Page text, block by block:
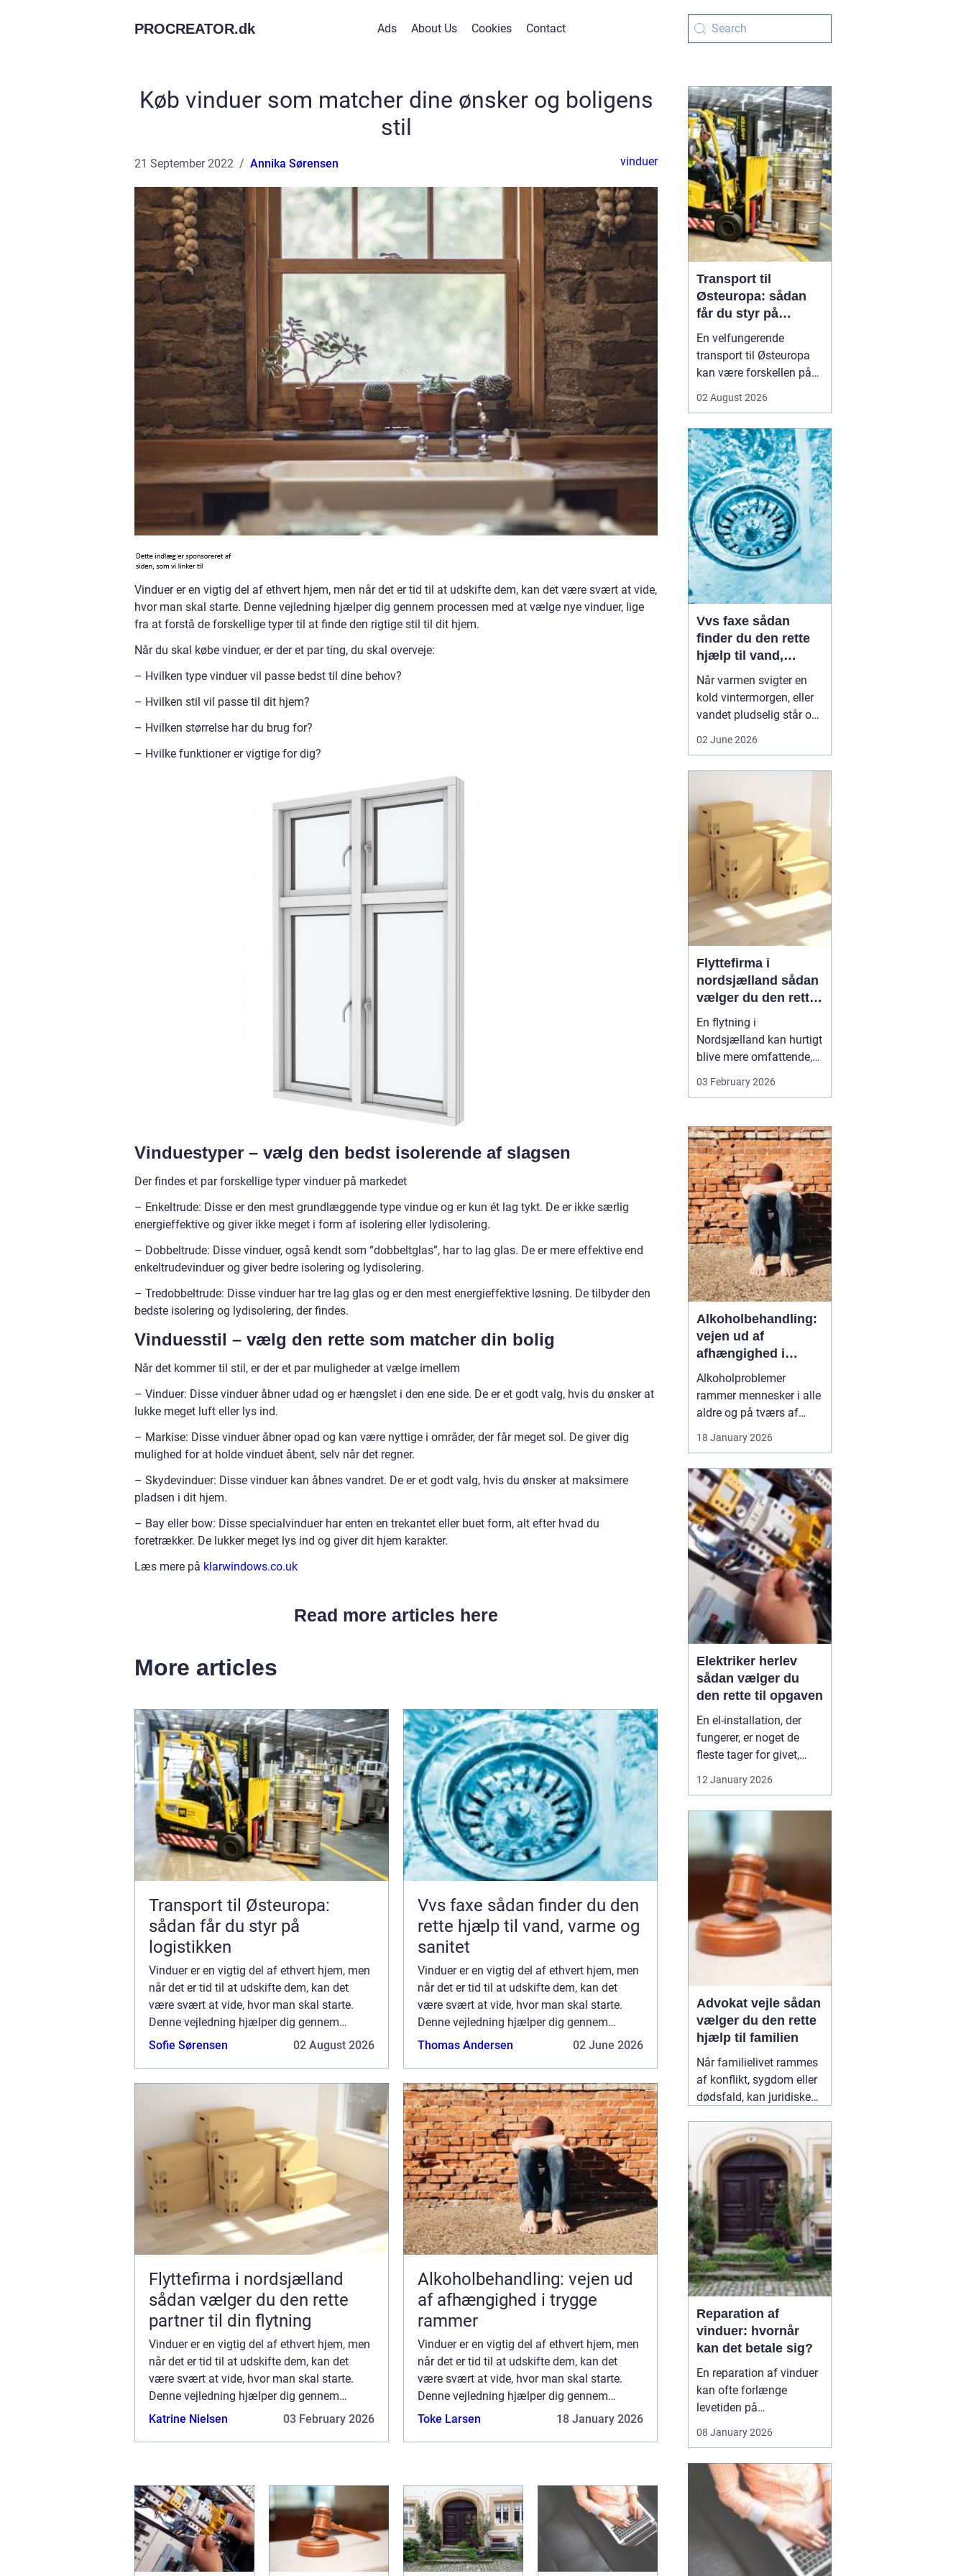
PROCREATOR.dk Ads About Us Cookies Contact
Køb vinduer som matcher dine ønsker og boligens
stil
21 September 2022 Annika Sørensen vinduer
Vinduer er en vigtig del af ethvert hjem, men når det er tid til at udskifte dem, kan det være svært at vide,
hvor man skal starte. Denne vejledning hjælper dig gennem processen med at vælge nye vinduer, lige
fra at forstå de forskellige typer til at finde den rigtige stil til dit hjem.
Når du skal købe vinduer, er der et par ting, du skal overveje:
– Hvilken type vinduer vil passe bedst til dine behov?
– Hvilken stil vil passe til dit hjem?
– Hvilken størrelse har du brug for?
– Hvilke funktioner er vigtige for dig?
Vinduestyper – vælg den bedst isolerende af slagsen
Der findes et par forskellige typer vinduer på markedet
– Enkeltrude: Disse er den mest grundlæggende type vindue og er kun ét lag tykt. De er ikke særlig
energieffektive og giver ikke meget i form af isolering eller lydisolering.
– Dobbeltrude: Disse vinduer, også kendt som “dobbeltglas”, har to lag glas. De er mere effektive end
enkeltrudevinduer og giver bedre isolering og lydisolering.
– Tredobbeltrude: Disse vinduer har tre lag glas og er den mest energieffektive løsning. De tilbyder den
bedste isolering og lydisolering, der findes.
Vinduesstil – vælg den rette som matcher din bolig
Når det kommer til stil, er der et par muligheder at vælge imellem
– Vinduer: Disse vinduer åbner udad og er hængslet i den ene side. De er et godt valg, hvis du ønsker at
lukke meget luft eller lys ind.
– Markise: Disse vinduer åbner opad og kan være nyttige i områder, der får meget sol. De giver dig
mulighed for at holde vinduet åbent, selv når det regner.
– Skydevinduer: Disse vinduer kan åbnes vandret. De er et godt valg, hvis du ønsker at maksimere
pladsen i dit hjem.
– Bay eller bow: Disse specialvinduer har enten en trekantet eller buet form, alt efter hvad du
foretrækker. De lukker meget lys ind og giver dit hjem karakter.
Læs mere på klarwindows.co.uk
Read more articles here
More articles
Transport til Østeuropa:
sådan får du styr på
logistikken
Vinduer er en vigtig del af ethvert hjem, men
når det er tid til at udskifte dem, kan det
være svært at vide, hvor man skal starte.
Denne vejledning hjælper dig gennem
processen med at vælge nye vinduer, lige fra
Sofie Sørensen 02 August 2026
Vvs faxe sådan finder du den
rette hjælp til vand, varme og
sanitet
Vinduer er en vigtig del af ethvert hjem, men
når det er tid til at udskifte dem, kan det
være svært at vide, hvor man skal starte.
Denne vejledning hjælper dig gennem
processen med at vælge nye vinduer, lige fra
Thomas Andersen 02 June 2026
Flyttefirma i nordsjælland
sådan vælger du den rette
partner til din flytning
Vinduer er en vigtig del af ethvert hjem, men
når det er tid til at udskifte dem, kan det
være svært at vide, hvor man skal starte.
Denne vejledning hjælper dig gennem
processen med at vælge nye vinduer, lige fra
Katrine Nielsen 03 February 2026
Alkoholbehandling: vejen ud
af afhængighed i trygge
rammer
Vinduer er en vigtig del af ethvert hjem, men
når det er tid til at udskifte dem, kan det
være svært at vide, hvor man skal starte.
Denne vejledning hjælper dig gennem
processen med at vælge nye vinduer, lige fra
Toke Larsen 18 January 2026
Transport til
Østeuropa: sådan
får du styr på
logistikken
En velfungerende
transport til Østeuropa
kan være forskellen på
dyre forsinkelser. Mange
mod Baltikum, Ukraine
og resten af regionen for
at finde nye kunder og
leverandører. Men v...
02 August 2026
Vvs faxe sådan
finder du den rette
hjælp til vand,
varme og sanitet
Når varmen svigter en
kold vintermorgen, eller
vandet pludselig står op
installatører en central
rolle i hverdagen, selv
om vi sjældent tænker
over det. Gennemgang
af varmea...
02 June 2026
Flyttefirma i
nordsjælland sådan
vælger du den rette
partner til din
flytning
En flytning i
Nordsjælland kan hurtigt
blive mere omfattende,
end man først tror. Der er
nøgler, flyttekasser,
parkering, møbler der
skal skilles ad, og
ejendele med
affektionsværdi, som
helst skal komme sikkert
frem. Mange vælger
der...
03 February 2026
Alkoholbehandling:
vejen ud af
afhængighed i
trygge rammer
Alkoholproblemer
rammer mennesker i alle
aldre og på tværs af
starter det med hygge,
at dæmpe uro og svære
følelser på. Langsomt
flytter alkoholen græns...
18 January 2026
Elektriker herlev
sådan vælger du
den rette til opgaven
En el-installation, der
fungerer, er noget de
fleste tager for givet,
eller en stikkontakt bliver
problemer, kan det
hurtigt blive både utrygt
og dyrt, hvis der ikke
reageres rigtigt. Derfor
giver ...
12 January 2026
Advokat vejle sådan
vælger du den rette
hjælp til familien
Når familielivet rammes
af konflikt, sygdom eller
dødsfald, kan juridiske
sig store. Mange oplever,
at de både skal håndtere
følelser og praktiske
problemer på én gang.
Her kan en erfaren10
January 2026
Reparation af
vinduer: hvornår
kan det betale sig?
En reparation af vinduer
kan ofte forlænge
levetiden på
glas med mange år. For
valget mellem at
reparere eller udskifte
hele vinduet, og
beslutningen har både
08 January 2026